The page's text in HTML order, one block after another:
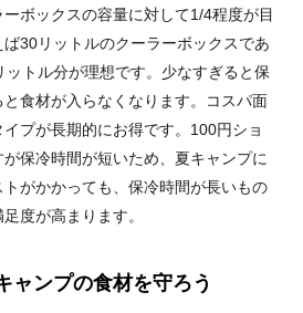
ボックスの容量に対して1/4程度が目
30リットルのクーラーボックスであ
トル分が理想です。少なすぎると保
食材が入らなくなります。コスパ面
プが長期的にお得です。100円ショ
保冷時間が短いため、夏キャンプに
がかかっても、保冷時間が長いもの
度が高まります。
ャンプの食材を守ろう